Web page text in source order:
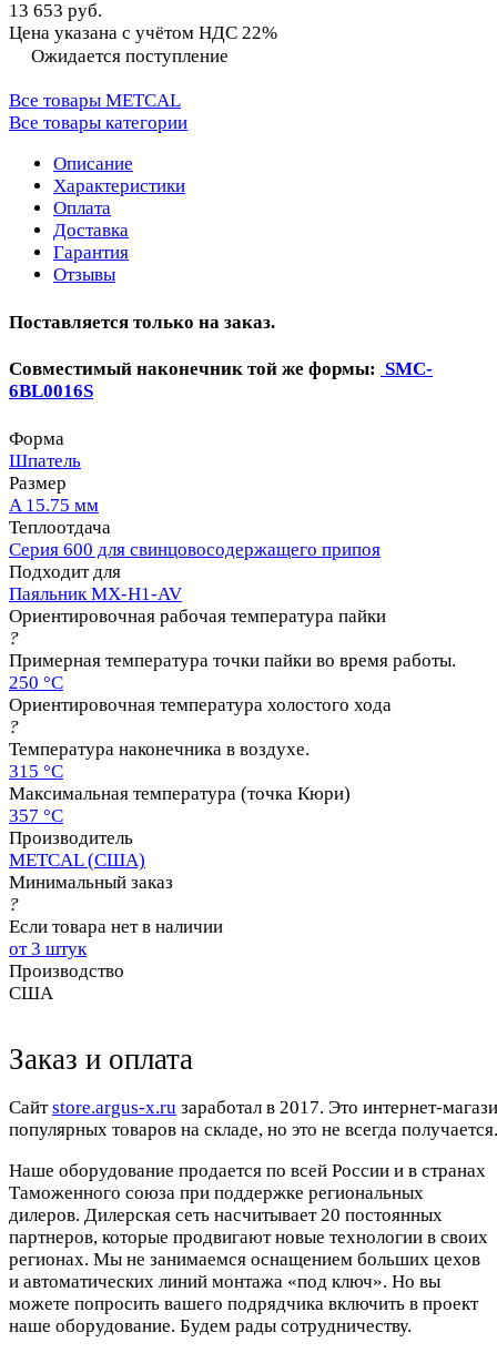
13 653 руб.
Цена указана с учётом НДС 22%
Ожидается поступление
Все товары METCAL
Все товары категории
Описание
Характеристики
Оплата
Доставка
Гарантия
Отзывы
Поставляется только на заказ.
Совместимый наконечник той же формы: SMC-
6BL0016S
Форма
Шпатель
Размер
A 15.75 мм
Теплоотдача
Серия 600 для свинцовосодержащего припоя
Подходит для
Паяльник MX-H1-AV
Ориентировочная рабочая температура пайки
?
Примерная температура точки пайки во время работы.
250 °C
Ориентировочная температура холостого хода
?
Температура наконечника в воздухе.
315 °C
Максимальная температура (точка Кюри)
357 °C
Производитель
METCAL (США)
Минимальный заказ
?
Если товара нет в наличии
от 3 штук
Производство
США
Заказ и оплата
Cайтstore.argus-x.ru заработал в 2017. Это интернет-
популярных товаров на складе, но это не всегда
Наше оборудование продается по всей России и в странах
Таможенного союза при поддержке региональных
дилеров. Дилерская сеть насчитывает 20 постоянных
партнеров, которые продвигают новые технологии в своих
регионах. Мы не занимаемся оснащением больших цехов
и автоматических линий монтажа «под ключ». Но вы
можете попросить вашего подрядчика включить в проект
наше оборудование. Будем рады сотрудничеству.